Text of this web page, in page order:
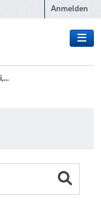
Anmelden